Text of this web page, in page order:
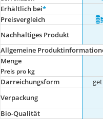
Erhältlich bei*
Preis­vergleich
Nachhaltiges Produkt
Allgemeine
Menge
Preis pro kg
Darreichungsform
Verpackung
Bio-Qualität